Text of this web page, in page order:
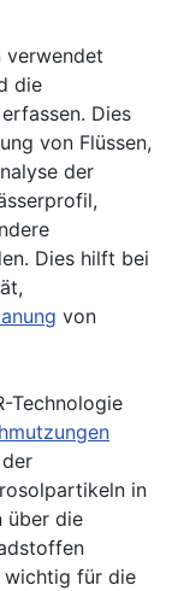
verwendet
die
Dies
von Flüssen,
der
Dies hilft bei
von
Technologie
in
über die
wichtig für die